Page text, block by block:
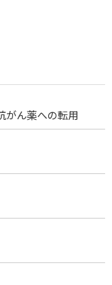
がん薬への転用